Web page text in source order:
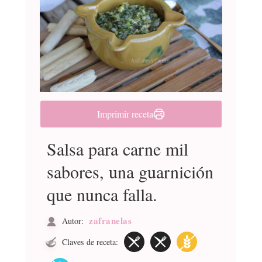
Imprimir receta
Salsa para carne mil
sabores, una guarnición
que nunca falla.
Autor: zafranelas
Claves de receta: